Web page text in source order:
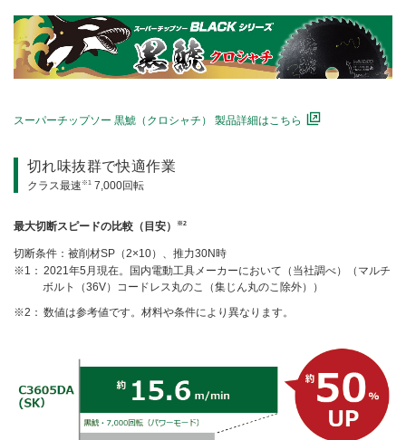
スーパーチップソー 黒鯱（クロシャチ） 製品詳細はこちら
切れ味抜群で快適作業
クラス最速 ※1 7,000回転
最大切断スピードの比較（目安） ※2
切断条件：被削材SP（2×10）、推力30N時
2021年5月現在。国内電動工具メーカーにおいて（当社調べ）（マルチ
ボルト（36V）コードレス丸のこ（集じん丸のこ除外））
数値は参考値です。材料や条件により異なります。